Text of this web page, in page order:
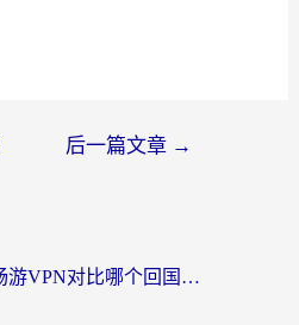
后一篇文章 →
ChickCN VPN和畅游VPN对比哪个回国效果更好？海外党必看的回国加速器选择指南